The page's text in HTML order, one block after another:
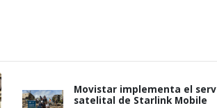
Movistar implementa el
satelital de Starlink Mobile